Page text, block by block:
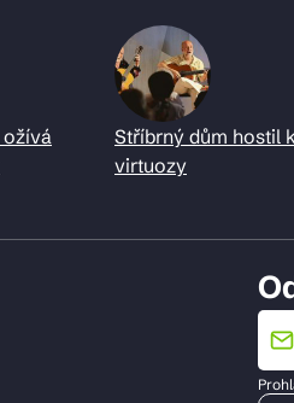
Stříbrný dům hostil
virtuozy